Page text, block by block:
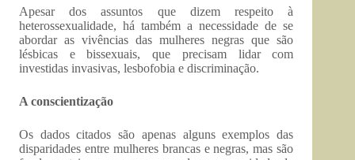
Apesar dos assuntos que dizem respeito à
heterossexualidade, há também a necessidade de se
abordar as vivências das mulheres negras que são
lésbicas e bissexuais, que precisam lidar com
investidas invasivas, lesbofobia e discriminação.
A conscientização
Os dados citados são apenas alguns exemplos das
disparidades entre mulheres brancas e negras, mas são